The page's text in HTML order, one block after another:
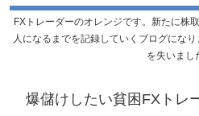
FXトレーダーのオレンジです。新たに株
人になるまでを記録していくブログにな
を失いまし
爆儲けしたい貧困FXトレ